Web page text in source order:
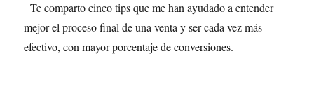
Te comparto cinco tips que me han ayudado a entender
mejor el proceso final de una venta y ser cada vez más
efectivo, con mayor porcentaje de conversiones.